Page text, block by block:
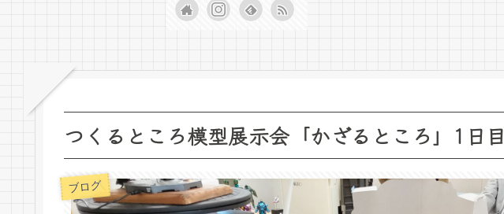
つくるところ模型展示会「かざるところ」1日目
ブログ